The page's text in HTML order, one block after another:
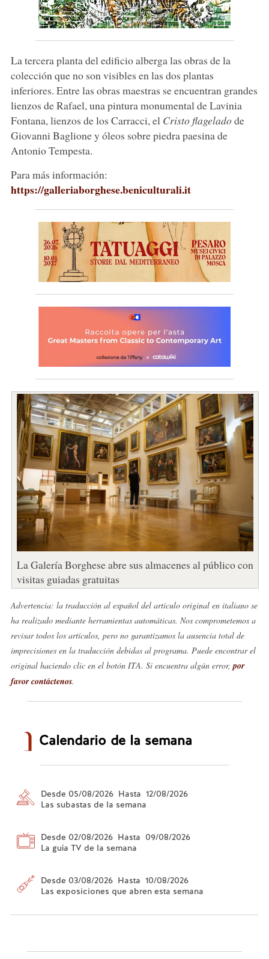
La tercera planta del edificio alberga las obras de la
colección que no son visibles en las dos plantas
inferiores. Entre las obras maestras se encuentran grandes
lienzos de Rafael, una pintura monumental de Lavinia
Fontana, lienzos de los Carracci, el Cristo flageladode
Giovanni Baglione y óleos sobre piedra paesina de
Antonio Tempesta.
Para más información:
https://galleriaborghese.beniculturali.it
La Galería Borghese abre sus almacenes al público con
visitas guiadas gratuitas
Advertencia: la traducción al español del artículo original en italiano se
ha realizado mediante herramientas automáticas. Nos comprometemos a
revisar todos los artículos, pero no garantizamos la ausencia total de
imprecisiones en la traducción debidas al programa. Puede encontrar el
original haciendo clic en el botón ITA. Si encuentra algún error, por
favor contáctenos.
Calendario de la semana
Desde 05/08/2026 Hasta 12/08/2026
Las subastas de la semana
Desde 02/08/2026 Hasta 09/08/2026
La guía TV de la semana
Desde 03/08/2026 Hasta 10/08/2026
Las exposiciones que abren esta semana